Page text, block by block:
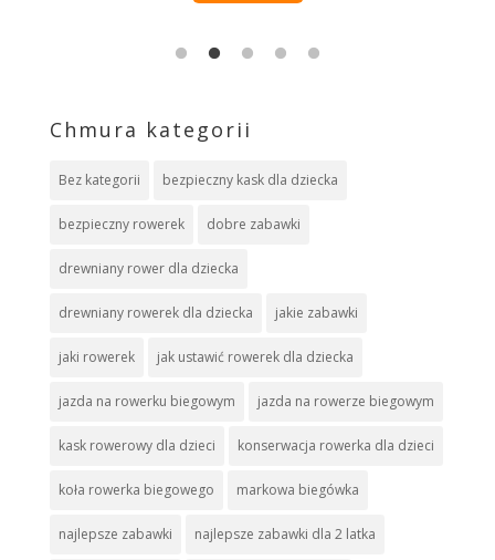
Chmura kategorii
Bez kategorii bezpieczny kask dla dziecka
bezpieczny rowerek dobre zabawki
drewniany rower dla dziecka
drewniany rowerek dla dziecka jakie zabawki
jaki rowerek jak ustawić rowerek dla dziecka
jazda na rowerku biegowym jazda na rowerze biegowym
kask rowerowy dla dzieci konserwacja rowerka dla dzieci
koła rowerka biegowego markowa biegówka
najlepsze zabawki najlepsze zabawki dla 2 latka